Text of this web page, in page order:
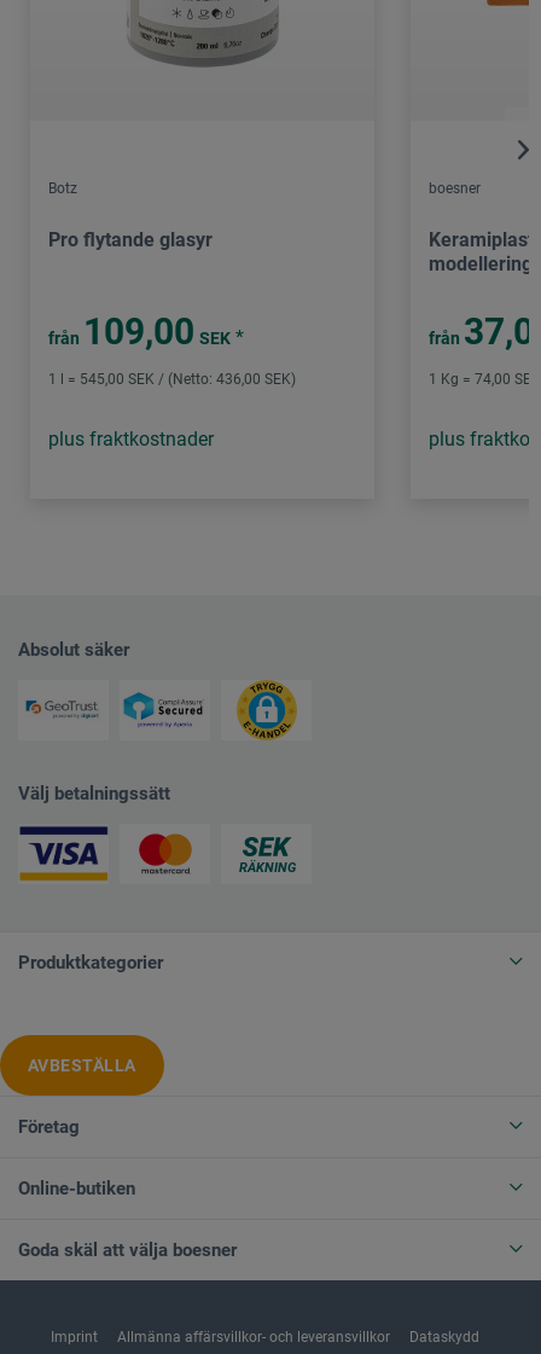
Botz
Pro flytande glasyr
från 109,00 SEK *
1 l = 545,00 SEK / (Netto: 436,00 SEK)
plus fraktkostnader
boesner
från
1 Kg = 74,00
plus
Absolut säker
Välj betalningssätt
Produktkategorier
AVBESTÄLLA
Företag
Online-butiken
Goda skäl att välja boesner
Imprint Allmänna affärsvillkor- och leveransvillkor Dataskydd